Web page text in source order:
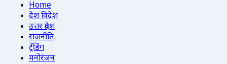
Home
देश विदेश
उत्तर प्रदेश
राजनीति
ट्रेंडिंग
मनोरंजन